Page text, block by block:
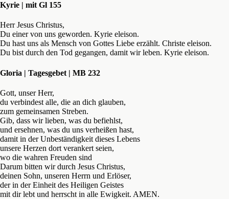
Kyrie | mit Gl 155
Herr Jesus Christus,
Du einer von uns geworden. Kyrie eleison.
Du hast uns als Mensch von Gottes Liebe erzählt. Christe eleison.
Du bist durch den Tod gegangen, damit wir leben. Kyrie eleison.
Gloria | Tagesgebet | MB 232
Gott, unser Herr,
du verbindest alle, die an dich glauben,
zum gemeinsamen Streben.
Gib, dass wir lieben, was du befiehlst,
und ersehnen, was du uns verheißen hast,
damit in der Unbeständigkeit dieses Lebens
unsere Herzen dort verankert seien,
wo die wahren Freuden sind
Darum bitten wir durch Jesus Christus,
deinen Sohn, unseren Herrn und Erlöser,
der in der Einheit des Heiligen Geistes
mit dir lebt und herrscht in alle Ewigkeit. AMEN.